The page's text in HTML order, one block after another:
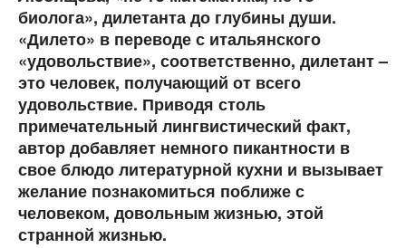
биолога», дилетанта до глубины души.
«Дилето» в переводе с итальянского
«удовольствие», соответственно, дилетант –
это человек, получающий от всего
удовольствие. Приводя столь
примечательный лингвистический факт,
автор добавляет немного пикантности в
свое блюдо литературной кухни и вызывает
желание познакомиться поближе с
человеком, довольным жизнью, этой
странной жизнью.